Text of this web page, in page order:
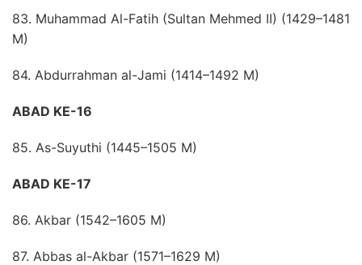
83. Muhammad Al-Fatih (Sultan Mehmed II) (1429–1481
M)
84. Abdurrahman al-Jami (1414–1492 M)
ABAD KE-16
85. As-Suyuthi (1445–1505 M)
ABAD KE-17
86. Akbar (1542–1605 M)
87. Abbas al-Akbar (1571–1629 M)